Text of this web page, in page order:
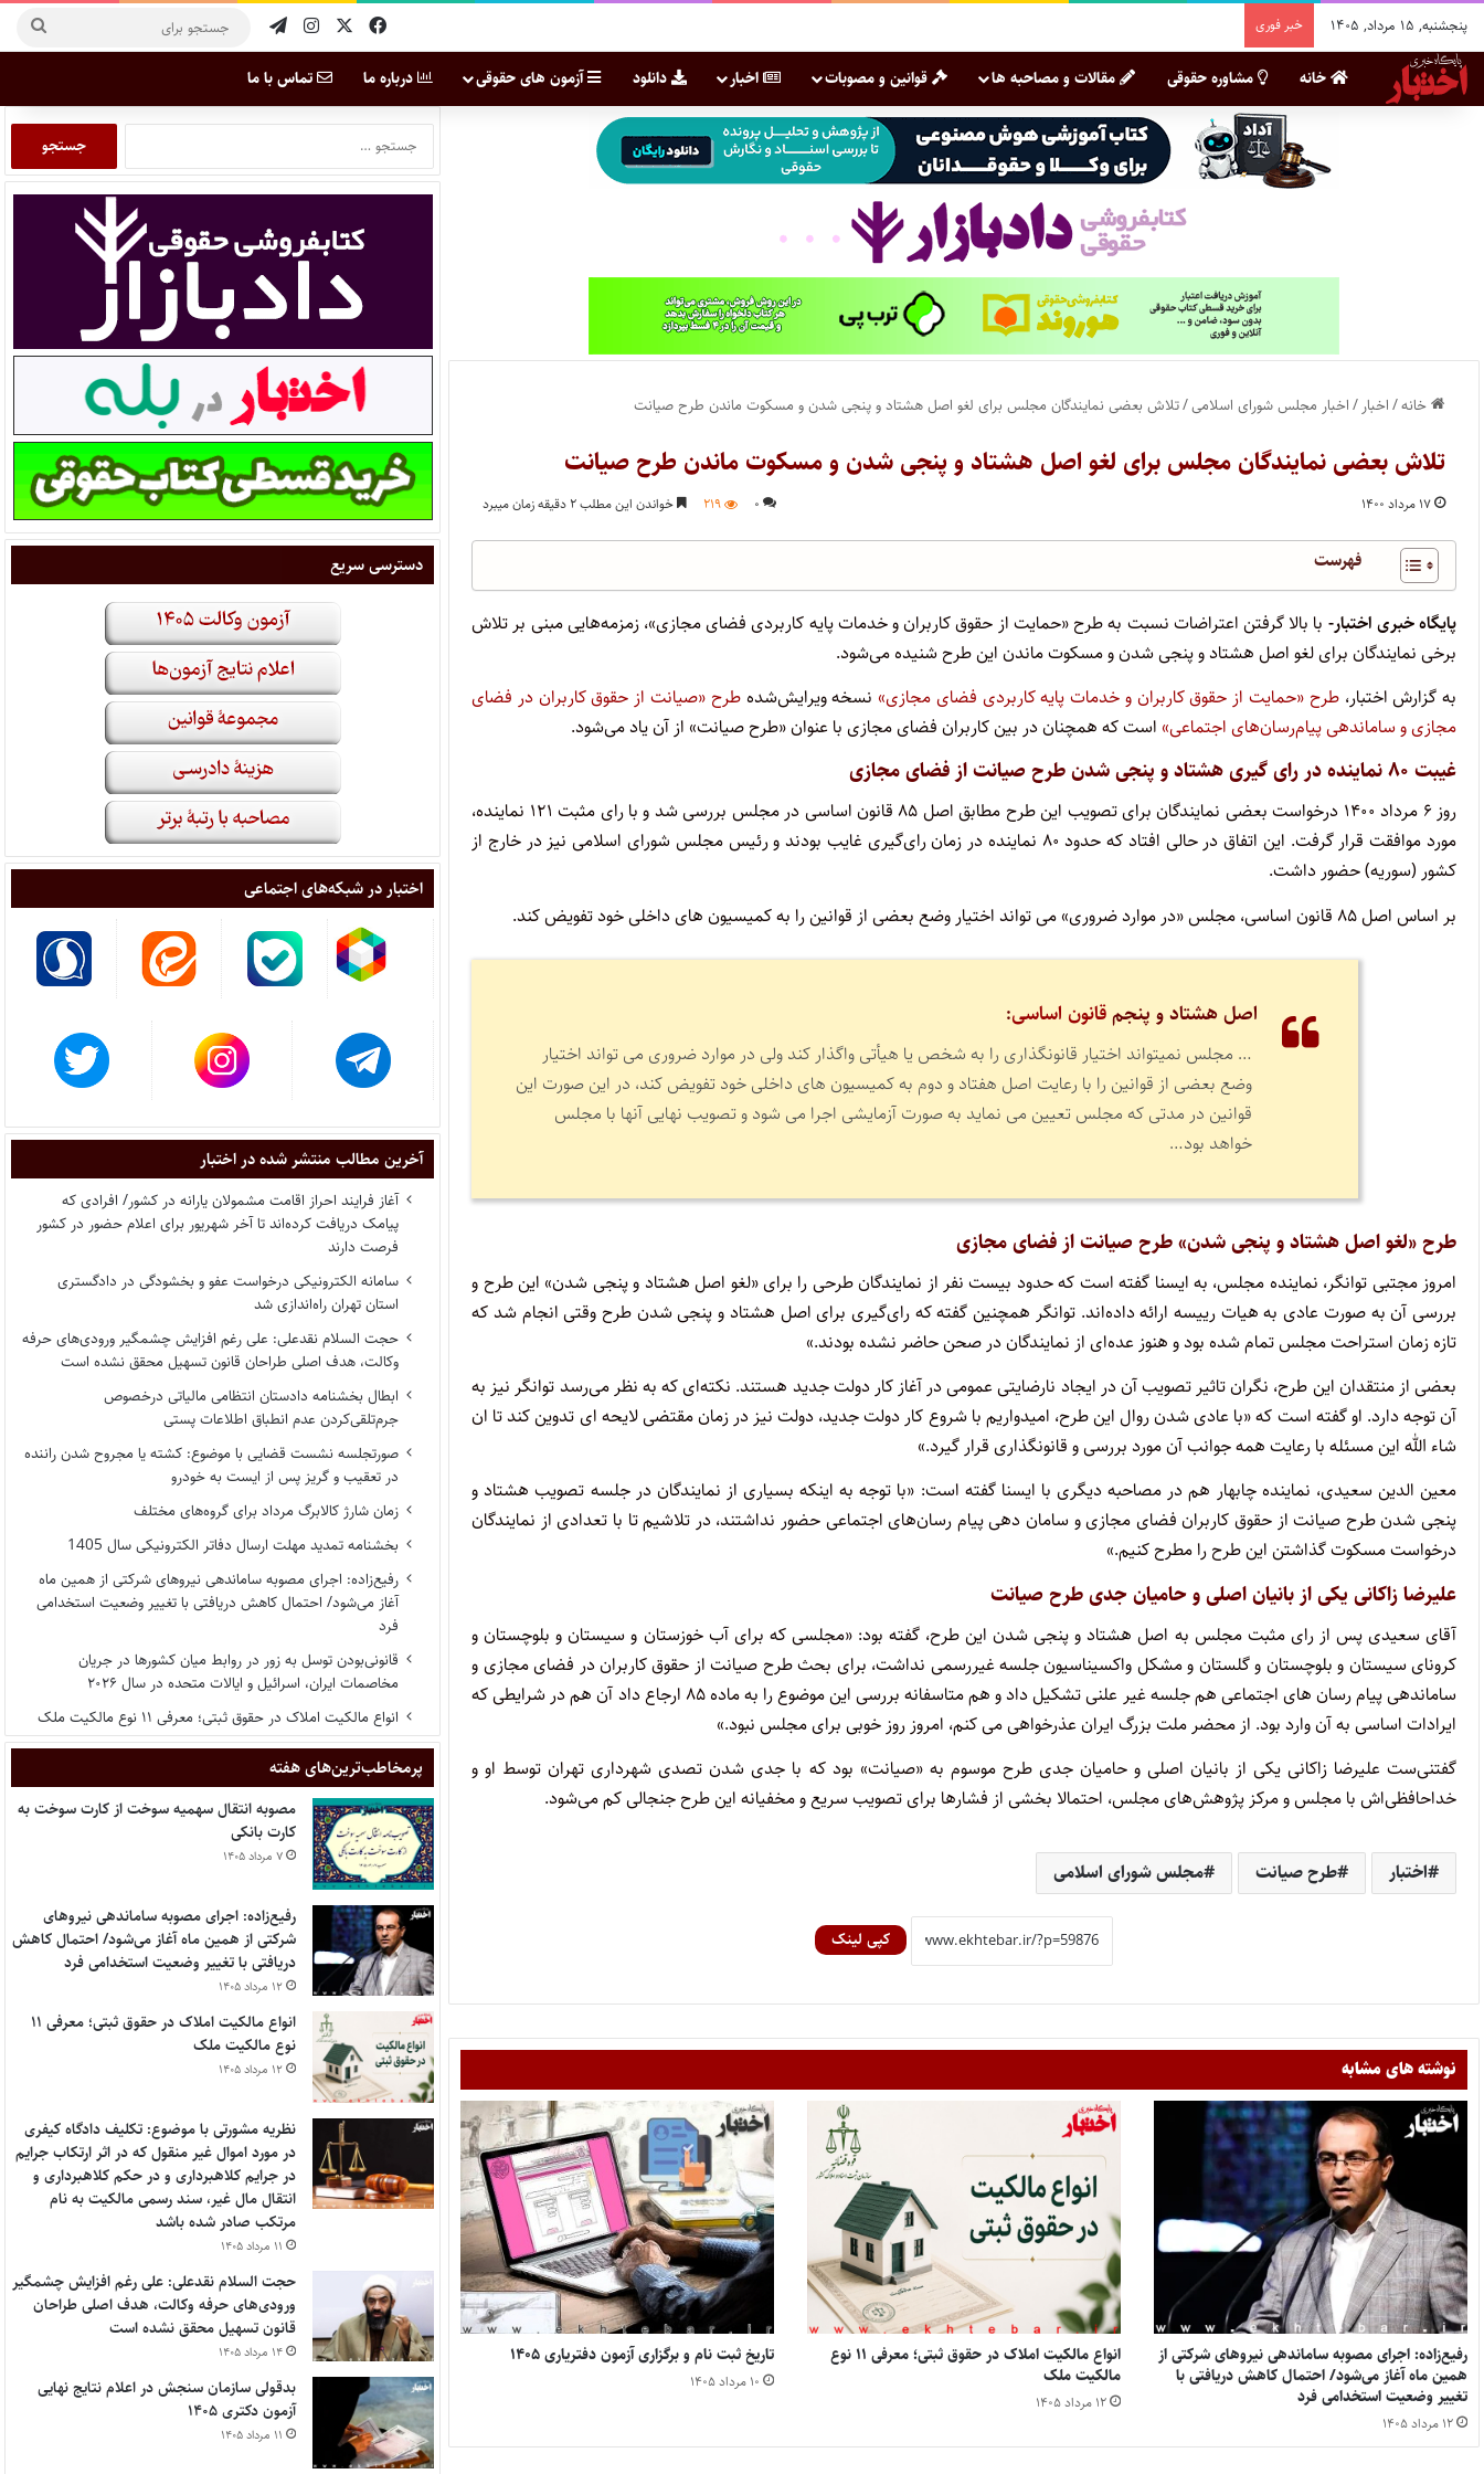
پنجشنبه, ۱۵ مرداد, ۱۴۰۵ خبر فوری
خانه مشاوره حقوقی مقالات و مصاحبه ها قوانین و مصوبات اخبار دانلود آزمون های حقوقی درباره ما تماس با ما
خانه/اخبار /اخبار مجلس شورای اسلامی/تلاش بعضی نمایندگان مجلس برای لغو اصل هشتاد و پنجی شدن و مسکوت ماندن طرح صیانت
تلاش بعضی نمایندگان مجلس برای لغو اصل هشتاد و پنجی شدن و مسکوت ماندن طرح صیانت
۱۷ مرداد ۱۴۰۰ ۰ ۲۱۹ خواندن این مطلب ۲ دقیقه زمان میبرد
فهرست
پایگاه خبری اختبار- با بالا گرفتن اعتراضات نسبت به طرح «حمایت از حقوق کاربران و خدمات پایه کاربردی فضای مجازی»، زمزمه‌هایی مبنی بر تلاش
برخی نمایندگان برای لغو اصل هشتاد و پنجی شدن و مسکوت ماندن این طرح شنیده می‌شود.
به گزارش اختبار، طرح «حمایت از حقوق کاربران و خدمات پایه کاربردی فضای مجازی» نسخه ویرایش‌شده طرح «صیانت از حقوق کاربران در فضای
مجازی و ساماندهی پیام‌رسان‌های اجتماعی» است که همچنان در بین کاربران فضای مجازی با عنوان «طرح صیانت» از آن یاد می‌شود.
غیبت ۸۰ نماینده در رای گیری هشتاد و پنجی شدن طرح صیانت از فضای مجازی
روز ۶ مرداد ۱۴۰۰ درخواست بعضی نمایندگان برای تصویب این طرح مطابق اصل ۸۵ قانون اساسی در مجلس بررسی شد و با رای مثبت ۱۲۱ نماینده،
مورد موافقت قرار گرفت. این اتفاق در حالی افتاد که حدود ۸۰ نماینده در زمان رای‌گیری غایب بودند و رئیس مجلس شورای اسلامی نیز در خارج از
کشور (سوریه) حضور داشت.
بر اساس اصل ۸۵ قانون اساسی، مجلس‏ «در موارد ضروری»‏ می‏ تواند اختیار وضع بعضی‏ از قوانین‏ را به‏ کمیسیون‏ های‏ داخلی‏ خود تفویض‏ کند.
اصل‏ هشتاد و پنجمقانون اساسی:
… مجلس‏ نمی‏تواند اختیار قانونگذاری‏ را به‏ شخص‏ یا هیأتی‏ واگذار کند ولی‏ در موارد ضروری‏ می‏ تواند اختیار
وضع بعضی‏ از قوانین‏ را با رعایت‏ اصل‏ هفتاد و دوم‏ به‏ کمیسیون‏ های‏ داخلی‏ خود تفویض‏ کند، در این‏ صورت‏ این‏
قوانین‏ در مدتی‏ که‏ مجلس‏ تعیین‏ می‏ نماید به‏ صورت‏ آزمایشی‏ اجرا می‏ شود و تصویب‏ نهایی‏ آنها با مجلس‏
خواهد بود…
طرح «لغو اصل هشتاد و پنجی شدن» طرح صیانت از فضای مجازی
امروز مجتبی توانگر، نماینده مجلس، به ایسنا گفته است که حدود بیست نفر از نمایندگان طرحی را برای «لغو اصل هشتاد و پنجی شدن» این طرح و
بررسی آن به صورت عادی به هیات رییسه ارائه داده‌اند. توانگر همچنین گفته که رای‌گیری برای اصل هشتاد و پنجی شدن طرح وقتی انجام شد که
تازه زمان استراحت مجلس تمام شده بود و هنوز عده‌ای از نمایندگان در صحن حاضر نشده بودند.»
بعضی از منتقدان این طرح، نگران تاثیر تصویب آن در ایجاد نارضایتی عمومی در آغاز کار دولت جدید هستند. نکته‌ای که به نظر می‌رسد توانگر نیز به
آن توجه دارد. او گفته است که «با عادی شدن روال این طرح، امیدواریم با شروع کار دولت جدید، دولت نیز در زمان مقتضی لایحه ای تدوین کند تا ان
شاء الله این مسئله با رعایت همه جوانب آن مورد بررسی و قانونگذاری قرار گیرد.»
معین الدین سعیدی، نماینده چابهار هم در مصاحبه دیگری با ایسنا گفته است: «با توجه به اینکه بسیاری از نمایندگان در جلسه تصویب هشتاد و
پنجی شدن طرح صیانت از حقوق کاربران فضای مجازی و سامان دهی پیام رسان‌های اجتماعی حضور نداشتند، در تلاشیم تا با تعدادی از نمایندگان
درخواست مسکوت گذاشتن این طرح را مطرح کنیم.»
علیرضا زاکانی یکی از بانیان اصلی و حامیان جدی طرح صیانت
آقای سعیدی پس از رای مثبت مجلس به اصل هشتاد و پنجی شدن این طرح، گفته بود: «مجلسی که برای آب خوزستان و سیستان و بلوچستان و
کرونای سیستان و بلوچستان و گلستان و مشکل واکسیناسیون جلسه غیررسمی نداشت، برای بحث طرح صیانت از حقوق کاربران در فضای مجازی و
ساماندهی پیام رسان های اجتماعی هم جلسه غیر علنی تشکیل داد و هم متاسفانه بررسی این موضوع را به ماده ۸۵ ارجاع داد آن هم در شرایطی که
ایرادات اساسی به آن وارد بود. از محضر ملت بزرگ ایران عذرخواهی می کنم، امروز روز خوبی برای مجلس نبود.»
گفتنی‌ست علیرضا زاکانی یکی از بانیان اصلی و حامیان جدی طرح موسوم به «صیانت» بود که با جدی شدن تصدی شهرداری تهران توسط او و
خداحافظی‌اش با مجلس و مرکز پژوهش‌های مجلس، احتمالا بخشی از فشارها برای تصویب سریع و مخفیانه این طرح جنجالی کم می‌شود.
اختبار طرح صیانت مجلس شورای اسلامی
کپی لینک
نوشته های مشابه
رفیع‌زاده: اجرای مصوبه ساماندهی نیروهای شرکتی از
همین ماه آغاز می‌شود/ احتمال کاهش دریافتی با
تغییر وضعیت استخدامی فرد
۱۲ مرداد ۱۴۰۵
انواع مالکیت املاک در حقوق ثبتی؛ معرفی ۱۱ نوع
مالکیت ملک
۱۲ مرداد ۱۴۰۵
تاریخ ثبت نام و برگزاری آزمون دفتریاری ۱۴۰۵
۱۰ مرداد ۱۴۰۵
دسترسی سریع
اختبار در شبکه‌های اجتماعی
آخرین مطالب منتشر شده در اختبار
آغاز فرایند احراز اقامت مشمولان یارانه در کشور/ افرادی که
پیامک دریافت کرده‌اند تا آخر شهریور برای اعلام حضور در کشور
فرصت دارند
سامانه الکترونیکی درخواست عفو و بخشودگی در دادگستری
استان تهران راه‌اندازی شد
حجت السلام نقدعلی: علی رغم افزایش چشمگیر ورودی‌های حرفه
وکالت، هدف اصلی طراحان قانون تسهیل محقق نشده است
ابطال بخشنامه دادستان انتظامی مالیاتی درخصوص
جرم‌تلقی‌کردن عدم انطباق اطلاعات پستی
صورتجلسه نشست قضایی با موضوع: کشته یا مجروح شدن راننده
در تعقیب و گریز پس از ایست به خودرو
زمان شارژ کالابرگ مرداد برای گروه‌های مختلف
بخشنامه تمدید مهلت ارسال دفاتر الکترونیکی سال 1405
رفیع‌زاده: اجرای مصوبه ساماندهی نیروهای شرکتی از همین ماه
آغاز می‌شود/ احتمال کاهش دریافتی با تغییر وضعیت استخدامی
فرد
قانونی‌بودن توسل به زور در روابط میان کشورها در جریان
مخاصمات ایران، اسرائیل و ایالات متحده در سال ۲۰۲۶
انواع مالکیت املاک در حقوق ثبتی؛ معرفی ۱۱ نوع مالکیت ملک
پر‌مخاطب‌ترین‌های هفته
مصوبه انتقال سهمیه سوخت از کارت سوخت به
کارت بانکی
۷ مرداد ۱۴۰۵
رفیع‌زاده: اجرای مصوبه ساماندهی نیروهای
شرکتی از همین ماه آغاز می‌شود/ احتمال کاهش
دریافتی با تغییر وضعیت استخدامی فرد
۱۲ مرداد ۱۴۰۵
انواع مالکیت املاک در حقوق ثبتی؛ معرفی ۱۱
نوع مالکیت ملک
۱۲ مرداد ۱۴۰۵
نظریه مشورتی با موضوع: تکلیف دادگاه کیفری
در مورد اموال غیر منقول که در اثر ارتکاب جرایم
در جرایم کلاهبرداری و در حکم کلاهبرداری و
انتقال مال غیر، سند رسمی مالکیت به نام
مرتکب صادر شده باشد
۱۱ مرداد ۱۴۰۵
حجت السلام نقدعلی: علی رغم افزایش چشمگیر
ورودی‌های حرفه وکالت، هدف اصلی طراحان
قانون تسهیل محقق نشده است
۱۴ مرداد ۱۴۰۵
بدقولی سازمان سنجش در اعلام نتایج نهایی
آزمون دکتری ۱۴۰۵
۱۱ مرداد ۱۴۰۵